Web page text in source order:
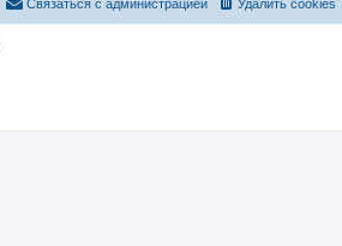
Удалить cookies
Связаться с администрацией